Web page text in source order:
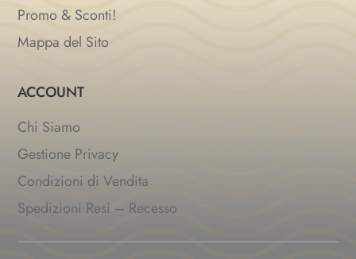
Promo & Sconti!
Mappa del Sito
ACCOUNT
Chi Siamo
Gestione Privacy
Condizioni di Vendita
Spedizioni Resi – Recesso